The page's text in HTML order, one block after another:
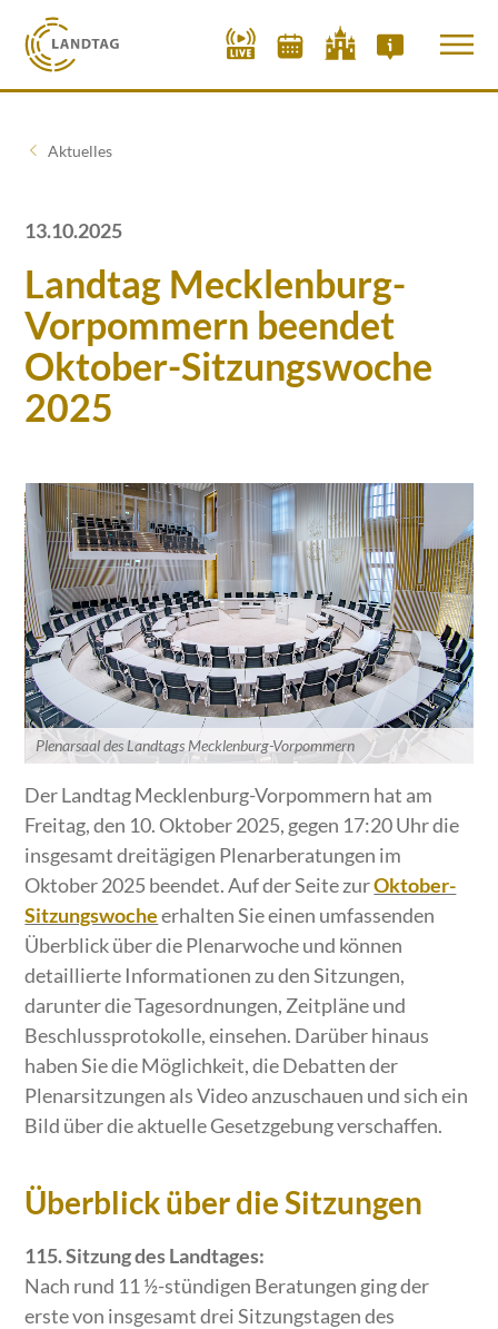
Aktuelles
13.10.2025
Landtag Mecklenburg-
Vorpommern beendet
Oktober-Sitzungswoche
2025
Plenarsaal des Landtags Mecklenburg-Vorpommern
Der Landtag Mecklenburg-Vorpommern hat am
Freitag, den 10. Oktober 2025, gegen 17:20 Uhr die
insgesamt dreitägigen Plenarberatungen im
Oktober 2025 beendet. Auf der Seite zurOktober-
Sitzungswocheerhalten Sie einen umfassenden
Überblick über die Plenarwoche und können
detaillierte Informationen zu den Sitzungen,
darunter die Tagesordnungen, Zeitpläne und
Beschlussprotokolle, einsehen. Darüber hinaus
haben Sie die Möglichkeit, die Debatten der
Plenarsitzungen als Video anzuschauen und sich ein
Bild über die aktuelle Gesetzgebung verschaffen.
Überblick über die Sitzungen
115. Sitzung des Landtages:
Nach rund 11 ½-stündigen Beratungen ging der
erste von insgesamt drei Sitzungstagen des